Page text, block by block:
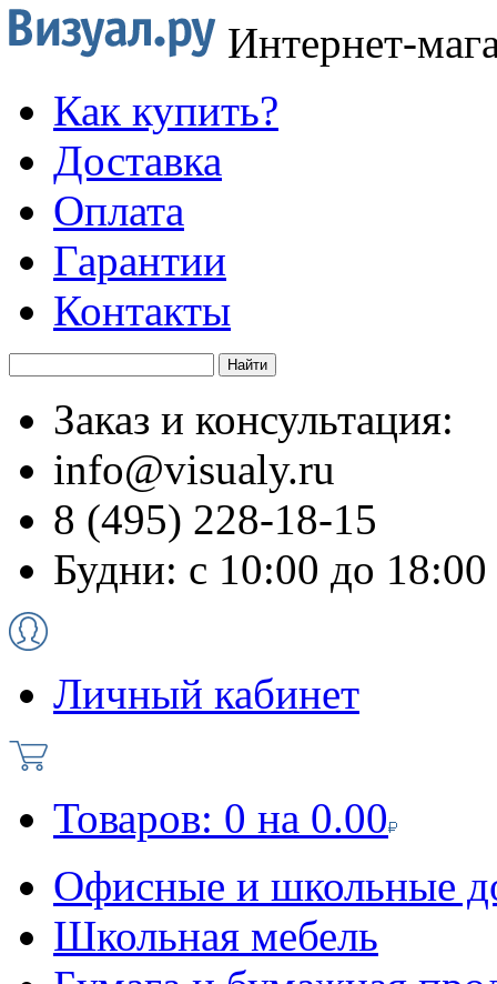
Интернет-
Как купить?
Доставка
Оплата
Гарантии
Контакты
Заказ и консультация:
info@visualy.ru
8 (495) 228-18-15
Будни: с 10:00 до 18:00
Личный кабинет
Товаров: 0 на 0.00
Офисные и школьные
Школьная мебель